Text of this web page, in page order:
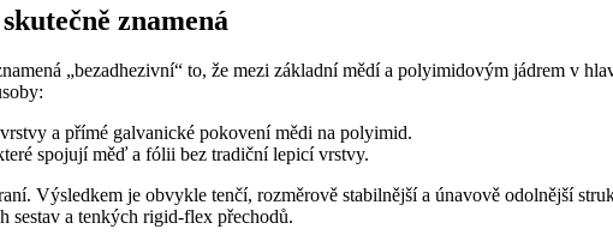
znamená
„bezadhezivní“ to, že mezi základní mědí a polyimidovým jádrem v
a přímé galvanické pokovení mědi na polyimid.
spojují měď a fólii bez tradiční lepicí vrstvy.
Výsledkem je obvykle tenčí, rozměrově stabilnější a únavově odolnější
sestav a tenkých rigid-flex přechodů.